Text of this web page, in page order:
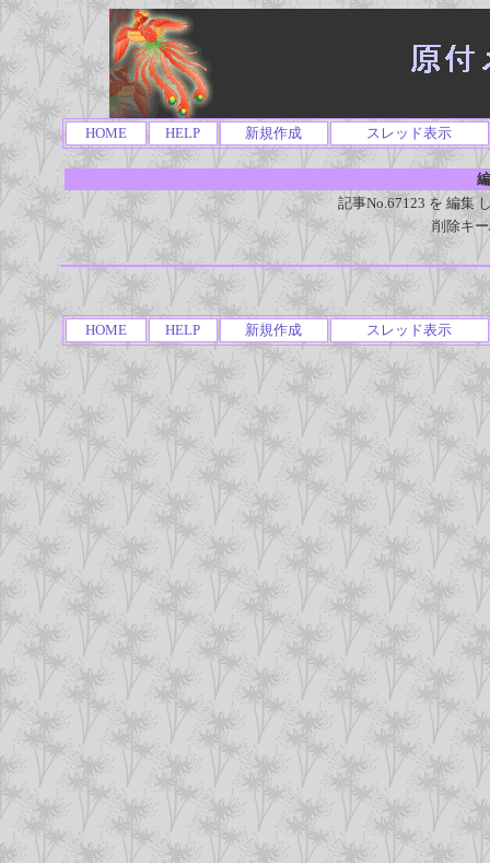
HOME HELP 新規作成 スレッド表示
記事No.67123 を 編集
削除キ
HOME HELP 新規作成 スレッド表示